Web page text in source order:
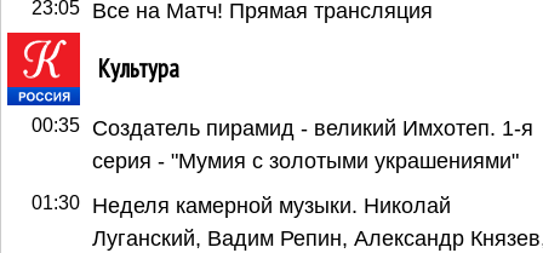
23:05 Все на Матч! Прямая трансляция
Культура
00:35
Создатель пирамид - великий Имхотеп. 1-я
серия - "Мумия с золотыми украшениями"
01:30
Неделя камерной музыки. Николай
Луганский, Вадим Репин, Александр